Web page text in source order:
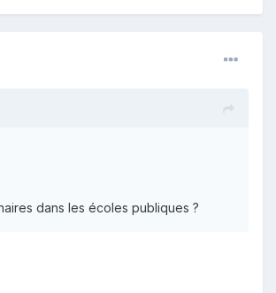
dans les écoles publiques ?